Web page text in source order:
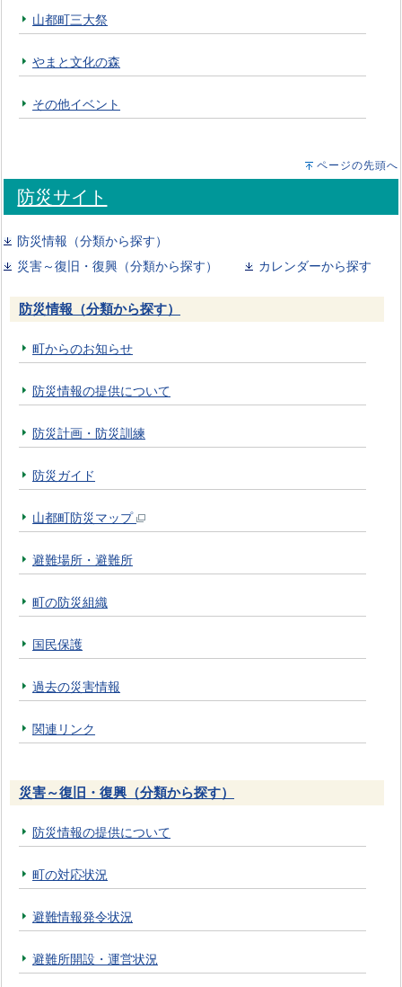
山都町三大祭
やまと文化の森
その他イベント
ページの先頭へ
防災サイト
防災情報（分類から探す）
災害～復旧・復興（分類から探す）
カレンダーから探す
防災情報（分類から探す）
町からのお知らせ
防災情報の提供について
防災計画・防災訓練
防災ガイド
山都町防災マップ
避難場所・避難所
町の防災組織
国民保護
過去の災害情報
関連リンク
災害～復旧・復興（分類から探す）
防災情報の提供について
町の対応状況
避難情報発令状況
避難所開設・運営状況